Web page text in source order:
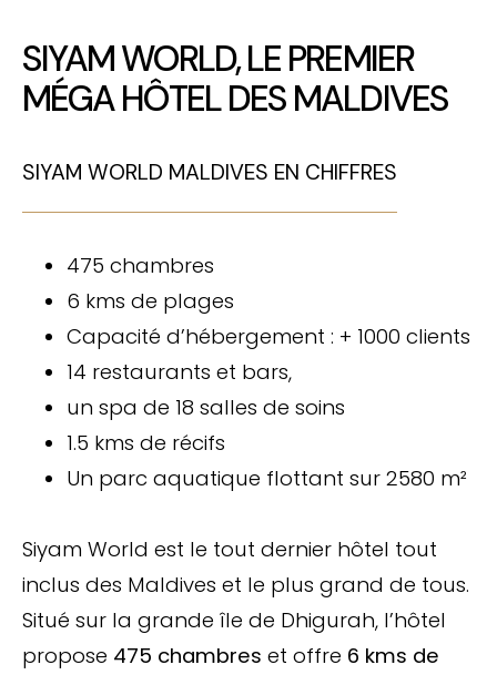
SIYAM WORLD, LE PREMIER
MÉGA HÔTEL DES MALDIVES
SIYAM WORLD MALDIVES EN CHIFFRES
475 chambres
6 kms de plages
Capacité d’hébergement : + 1000 clients
14 restaurants et bars,
un spa de 18 salles de soins
1.5 kms de récifs
Un parc aquatique flottant sur 2580 m²
Siyam World est le tout dernier hôtel tout
inclus des Maldives et le plus grand de tous.
Situé sur la grande île de Dhigurah, l’hôtel
propose 475 chambres et offre 6 kms de